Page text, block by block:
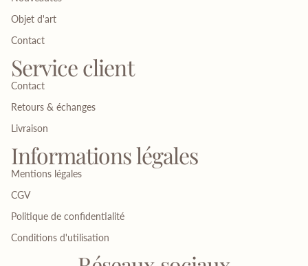
Objet d'art
Contact
Service client
Contact
Retours & échanges
Livraison
Informations légales
Mentions légales
CGV
Politique de confidentialité
Conditions d'utilisation